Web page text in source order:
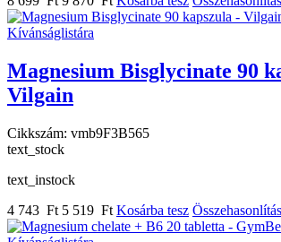
Kívánságlistára
Magnesium Bisglycinate 90
Vilgain
Cikkszám: vmb9F3B565
text_stock
text_instock
4 743 Ft 5 519 Ft Kosárba tesz Összehasonlítás